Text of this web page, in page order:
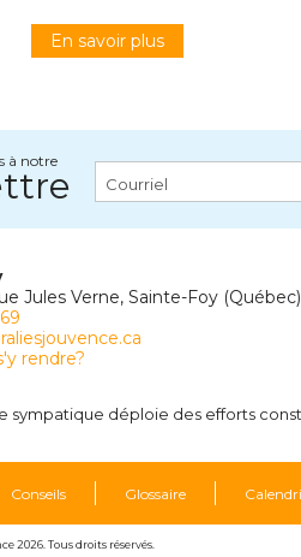
En savoir plus
à notre
Jules Verne, Sainte-Foy
rendre?
sympatique déploie des efforts
Conseils Glossaire
2026. Tous droits réservés.